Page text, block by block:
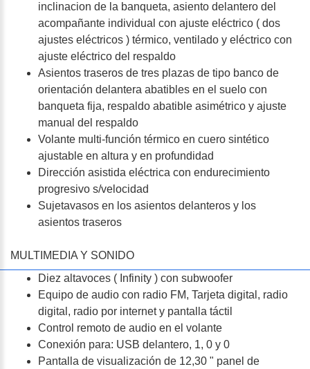
inclinacion de la banqueta, asiento delantero del
acompañante individual con ajuste eléctrico ( dos
ajustes eléctricos ) térmico, ventilado y eléctrico con
ajuste eléctrico del respaldo
Asientos traseros de tres plazas de tipo banco de
orientación delantera abatibles en el suelo con
banqueta fija, respaldo abatible asimétrico y ajuste
manual del respaldo
Volante multi-función térmico en cuero sintético
ajustable en altura y en profundidad
Dirección asistida eléctrica con endurecimiento
progresivo s/velocidad
Sujetavasos en los asientos delanteros y los
asientos traseros
MULTIMEDIA Y SONIDO
Diez altavoces ( Infinity ) con subwoofer
Equipo de audio con radio FM, Tarjeta digital, radio
digital, radio por internet y pantalla táctil
Control remoto de audio en el volante
Conexión para: USB delantero, 1, 0 y 0
Pantalla de visualización de 12,30 " panel de